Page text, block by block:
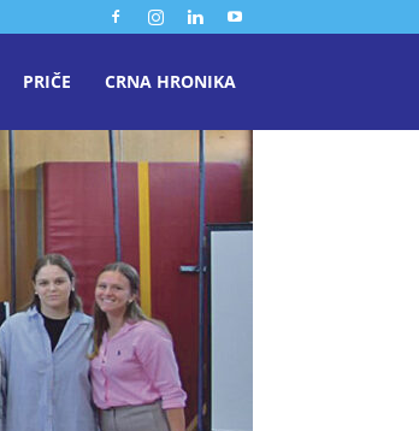
PRIČE CRNA HRONIKA